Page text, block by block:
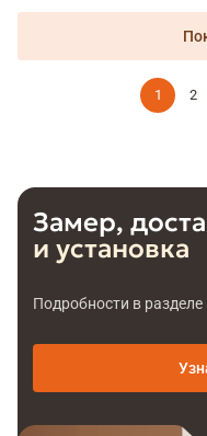
1 2
Замер,
и установка
Подробности в